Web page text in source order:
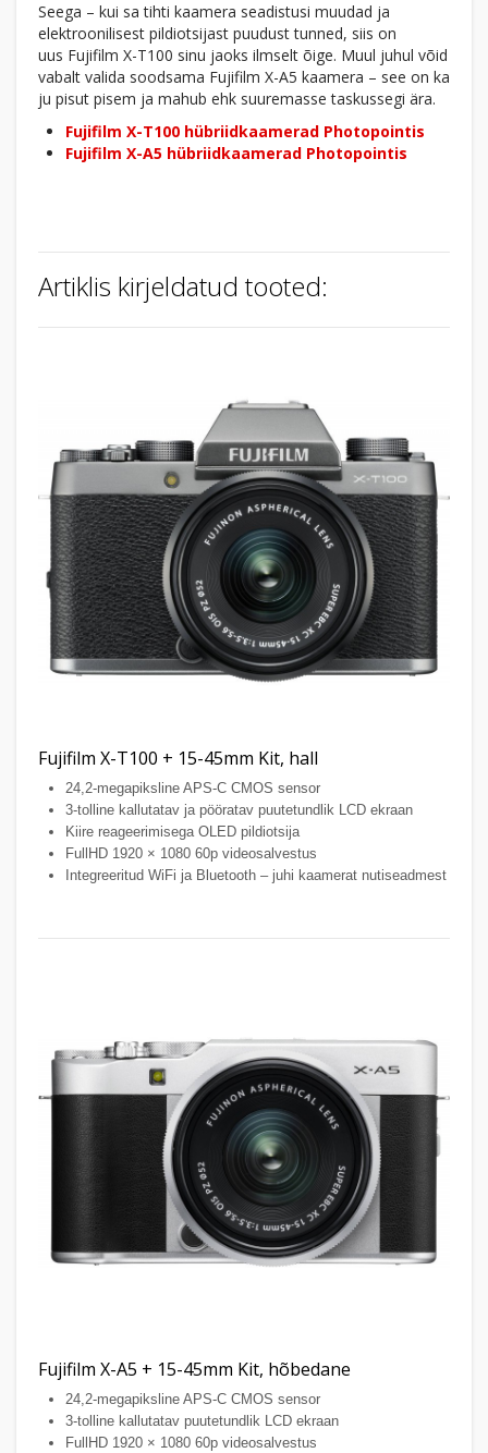
Seega – kui sa tihti kaamera seadistusi muudad ja
elektroonilisest pildiotsijast puudust tunned, siis on
uus Fujifilm X-T100 sinu jaoks ilmselt õige. Muul juhul võid
vabalt valida soodsama Fujifilm X-A5 kaamera – see on ka
ju pisut pisem ja mahub ehk suuremasse taskussegi ära.
Fujifilm X-T100 hübriidkaamerad Photopointis
Fujifilm X-A5 hübriidkaamerad Photopointis
Artiklis kirjeldatud tooted:
Fujifilm X-T100 + 15-45mm Kit, hall
24,2-megapiksline APS-C CMOS sensor
3-tolline kallutatav ja pööratav puutetundlik LCD ekraan
Kiire reageerimisega OLED pildiotsija
FullHD 1920 × 1080 60p videosalvestus
Integreeritud WiFi ja Bluetooth – juhi kaamerat nutiseadmest
Fujifilm X-A5 + 15-45mm Kit, hõbedane
24,2-megapiksline APS-C CMOS sensor
3-tolline kallutatav puutetundlik LCD ekraan
FullHD 1920 × 1080 60p videosalvestus